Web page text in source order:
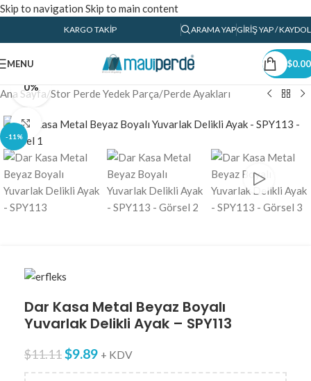
Skip to navigation Skip to main content
KARGO TAKIP ARAMA YAPGIRIŞ YAP / KAYDOL
MENU $0.00
Ana Sayfa/Stor Perde Yedek Parça/Perde Ayakları
-11%
0%
Click to enlarge
Dar Kasa Metal Beyaz Boyalı
Yuvarlak Delikli Ayak – SPY113
$11.11$9.89 + KDV